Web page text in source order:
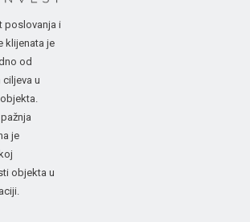
poslovanja i
klijenata je
od
ciljeva u
je
objekta u